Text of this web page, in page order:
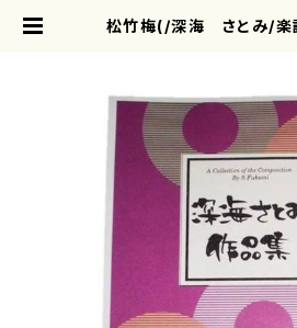
松竹梅(/深海 さとみ/楽